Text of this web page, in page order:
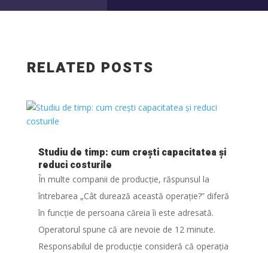
RELATED POSTS
Studiu de timp: cum crești capacitatea și
reduci costurile
În multe companii de producție, răspunsul la
întrebarea „Cât durează această operație?” diferă
în funcție de persoana căreia îi este adresată.
Operatorul spune că are nevoie de 12 minute.
Responsabilul de producție consideră că operația